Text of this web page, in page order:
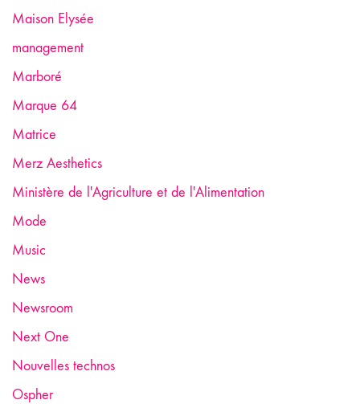
Maison Elysée
management
Marboré
Marque 64
Matrice
Merz Aesthetics
Ministère de l'Agriculture et de l'Alimentation
Mode
Music
News
Newsroom
Next One
Nouvelles technos
Ospher